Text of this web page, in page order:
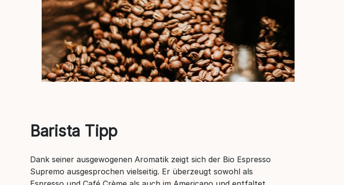
Barista Tipp
Dank seiner ausgewogenen Aromatik zeigt sich der Bio Espresso
Supremo ausgesprochen vielseitig. Er überzeugt sowohl als